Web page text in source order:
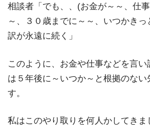
相談者「でも、、(お金が～～、仕
～、３０歳までに～～、いつかき
訳が永遠に続く」
このように、お金や仕事などを言
は５年後に～いつか～と根拠のない
す。
私はこのやり取りを何人かしてきま